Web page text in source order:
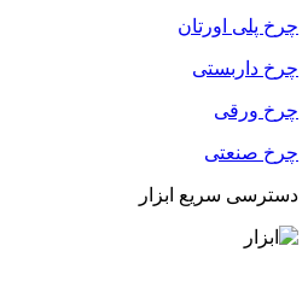
چرخ پلی اورتان
چرخ داربستی
چرخ ورقی
چرخ صنعتی
دسترسی سریع ابزار